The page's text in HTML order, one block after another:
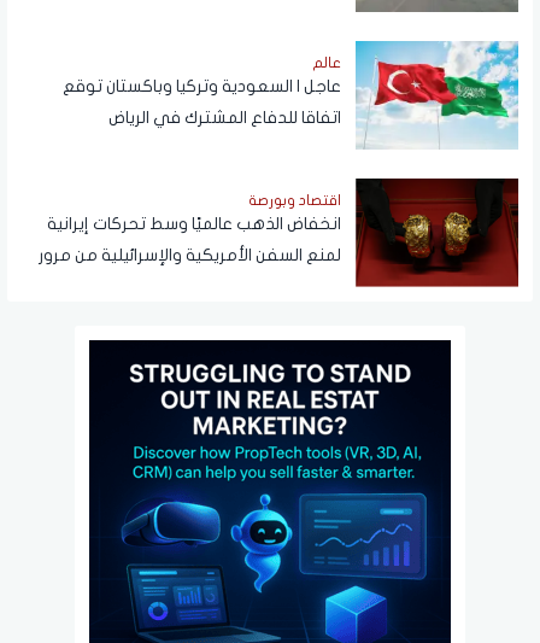
عالم
عاجل | السعودية وتركيا وباكستان توقع
اتفاقا للدفاع المشترك في الرياض
اقتصاد وبورصة
انخفاض الذهب عالميًا وسط تحركات إيرانية
لمنع السفن الأمريكية والإسرائيلية من مرور